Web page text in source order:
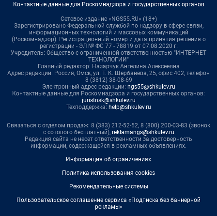
Контактные данные для Роскомнадзора и государственных органов
Сетевое издание «NGS55.RU» (18+)
Зарегистрировано Федеральной службой по надзору в сфере связи,
информационных технологий и массовых коммуникаций
(Роскомнадзор). Регистрационный номер и дата принятия решения о
регистрации - ЭЛ № ФС 77 - 78819 от 07.08.2020 г.
Учредитель: Общество с ограниченной ответственностью "ИНТЕРНЕТ
ТЕХНОЛОГИИ"
Главный редактор: Назарчук Ангелина Алексеевна
Адрес редакции: Россия, Омск, ул. Т. К. Щербанева, 25, офис 402, телефон
8 (3812) 38-08-69
Электронный адрес редакции: ngs55@shkulev.ru
Контактные данные для Роскомнадзора и государственных органов:
juristnsk@shkulev.ru
Техподдержка: help@shkulev.ru
Связаться с отделом продаж: 8 (383) 212-52-52, 8 (800) 200-03-83 (звонок
с сотового бесплатный), reklamangs@shkulev.ru
Редакция сайта не несет ответственности за достоверность
информации, содержащейся в рекламных объявлениях.
Информация об ограничениях
Политика использования cookies
Рекомендательные системы
Пользовательское соглашение сервиса «Подписка без баннерной
рекламы»